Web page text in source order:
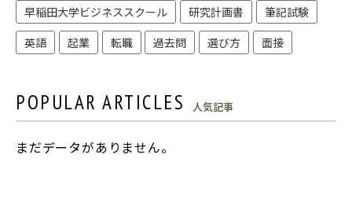
早稲田大学ビジネススクール
研究計画書
筆記試験
英語
起業 転職 過去問 選び方 面接
POPULAR ARTICLES 人気記事
まだデータがありません。